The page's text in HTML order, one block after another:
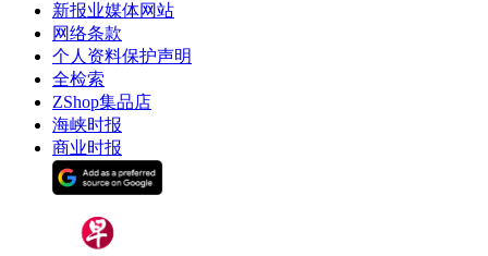
新报业媒体网站
网络条款
个人资料保护声明
全检索
ZShop集品店
海峡时报
商业时报